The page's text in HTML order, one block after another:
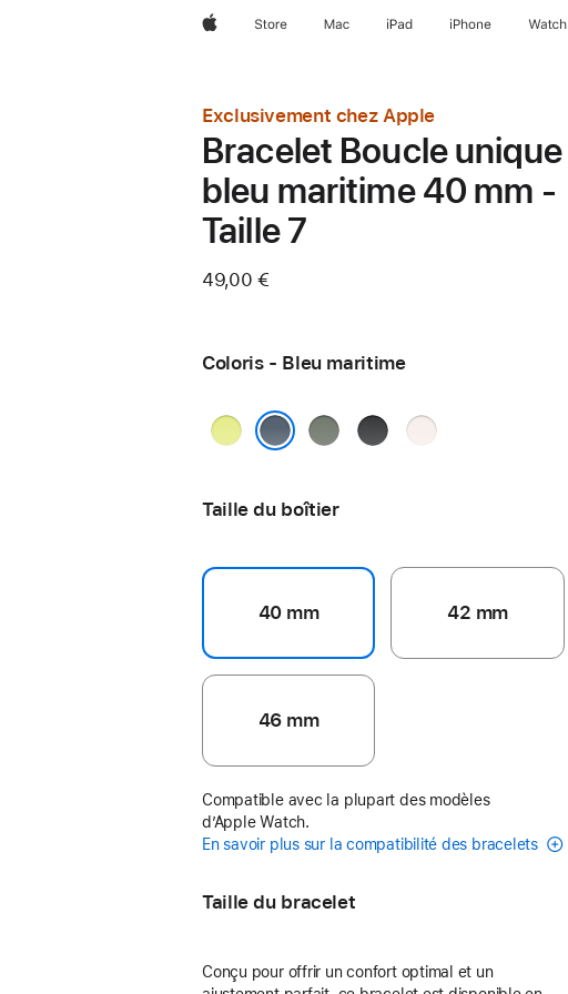
AppleStore Mac iPad iPhone Watch
Exclusivement chez Apple
Bracelet Boucle unique
bleu maritime 40 mm -
Taille 7
49,00 €
Coloris - Bleu maritime
Jaune
Gris
Noir
Rose
Taille du boîtier
40 mm 42 mm
46 mm
Compatible avec la plupart des modèles
d’Apple Watch.
En savoir plus sur la compatibilité des bracelets
Taille du bracelet
Conçu pour offrir un confort optimal et un